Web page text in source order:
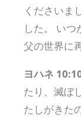
くださいま
した。 いつ
父の世界に
ヨハネ
たり、滅ぼ
たしがきた